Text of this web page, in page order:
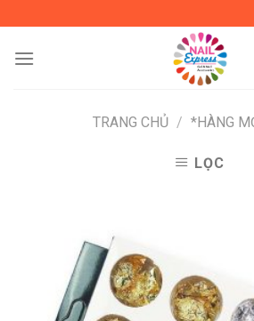
content
TRANG CHỦ / *HÀNG
LỌC